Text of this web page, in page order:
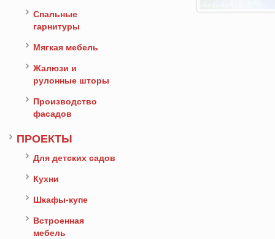
Спальные
гарнитуры
Мягкая мебель
Жалюзи и
рулонные шторы
Производство
фасадов
ПРОЕКТЫ
Для детских садов
Кухни
Шкафы-купе
Встроенная
мебель